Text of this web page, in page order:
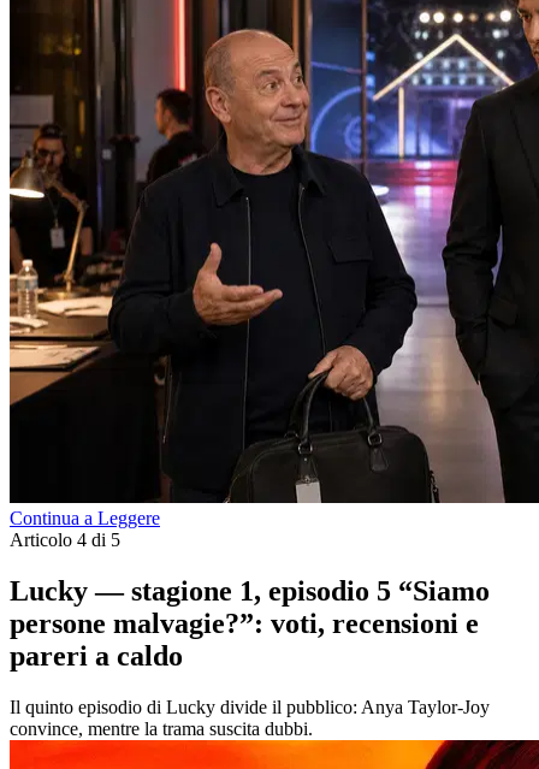
Continua a Leggere
Articolo 4 di 5
Lucky — stagione 1, episodio 5 “Siamo
persone malvagie?”: voti, recensioni e
pareri a caldo
Il quinto episodio di Lucky divide il pubblico: Anya Taylor-Joy
convince, mentre la trama suscita dubbi.